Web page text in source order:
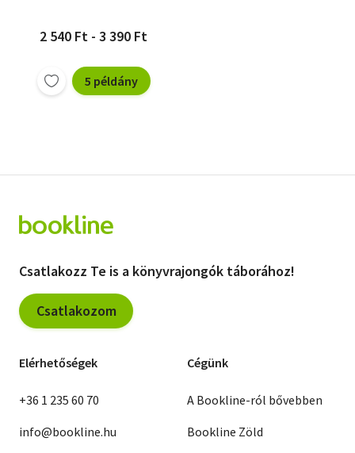
2 540 Ft - 3 390 Ft
5 példány
Csatlakozz Te is a könyvrajongók táborához!
Csatlakozom
Elérhetőségek
+36 1 235 60 70
info@bookline.hu
Cégünk
A Bookline-ról bővebben
Bookline Zöld